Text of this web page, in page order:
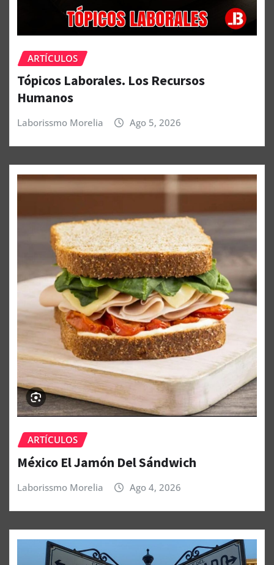
ARTÍCULOS
Tópicos Laborales. Los Recursos
Humanos
Laborissmo Morelia Ago 5, 2026
ARTÍCULOS
México El Jamón Del Sándwich
Laborissmo Morelia Ago 4, 2026